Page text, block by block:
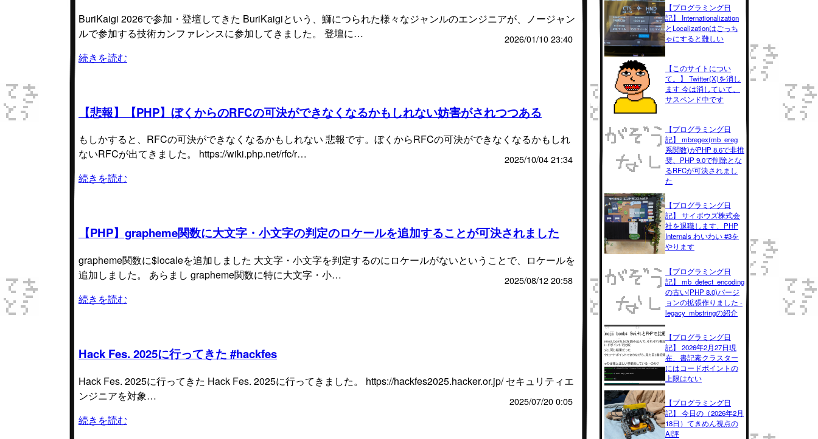
BuriKaigi 2026で参加・登壇してきた BuriKaigiという、鰤につられた様々なジャンルのエンジニアが、ノージャン
ルで参加する技術カンファレンスに参加してきました。 登壇に…
2026/01/10 23:40
続きを読む
【悲報】【PHP】ぼくからのRFCの可決ができなくなるかもしれない妨害がされつつある
もしかすると、RFCの可決ができなくなるかもしれない 悲報です。ぼくからRFCの可決ができなくなるかもしれ
ないRFCが出てきました。 https://wiki.php.net/rfc/r…
2025/10/04 21:34
続きを読む
【PHP】grapheme関数に大文字・小文字の判定のロケールを追加することが可決されました
grapheme関数に$localeを追加しました 大文字・小文字を判定するのにロケールがないということで、ロケールを
追加しました。 あらまし grapheme関数に特に大文字・小…
2025/08/12 20:58
続きを読む
Hack Fes. 2025に行ってきた #hackfes
Hack Fes. 2025に行ってきた Hack Fes. 2025に行ってきました。 https://hackfes2025.hacker.or.jp/ セキュリティエ
ンジニアを対象…
2025/07/20 0:05
続きを読む
【プログラミング日
記】 Internationalization
とLocalizationはごっち
ゃにすると難しい
【このサイトについ
て。】 Twitter(X)を消し
ます 今は消していて、
サスペンド中です
【プログラミング日
記】 mbregex(mb_ereg
系関数)がPHP 8.6で非推
奨、PHP 9.0で削除とな
るRFCが可決されまし
た
【プログラミング日
記】 サイボウズ株式会
社を退職します、PHP
Internals わいわい #3を
やります
【プログラミング日
記】 mb_detect_encoding
の古い(PHP 8.0)バージ
ョンの拡張作りました -
legacy_mbstringの紹介
【プログラミング日
記】 2026年2月27日現
在、書記素クラスター
にはコードポイントの
上限はない
【プログラミング日
記】 今日の（2026年2月
18日）てきめん視点の
AI評